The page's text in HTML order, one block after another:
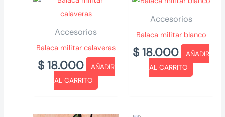
Accesorios
Balaca militar calaveras
$18.000
AÑADIR
AL CARRITO
Accesorios
Balaca militar blanco
$ 18.000
AÑADIR
AL CARRITO